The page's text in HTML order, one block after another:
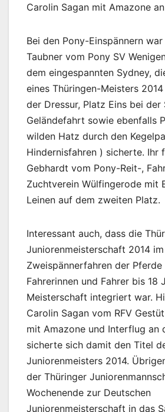
Carolin Sagan mit Amazone
Bei den Pony-Einspännern
Taubner vom Pony SV
dem eingespannten Sydney,
eines Thüringen-Meisters
der Dressur, Platz Eins bei der
Geländefahrt sowie ebenfalls
wilden Hatz durch den
Hindernisfahren ) sicherte. Ihr
Gebhardt vom Pony-Reit-,
Zuchtverein Wülfingerode mit
Leinen auf dem zweiten Platz.
Interessant auch, dass die
Juniorenmeisterschaft 2014 im
Zweispännerfahren der Pferde
Fahrerinnen und Fahrer bis 18
Meisterschaft integriert war.
Carolin Sagan vom RFV
mit Amazone und Interflug an
sicherte sich damit den Titel
Juniorenmeisters 2014.
der Thüringer
Wochenende zur Deutschen
Juniorenmeisterschaft in das